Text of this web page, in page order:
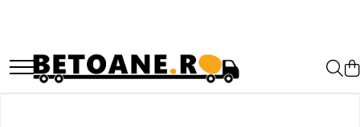
PIESE AUTOBETONIERE
AUTOBETONIERE STETTER